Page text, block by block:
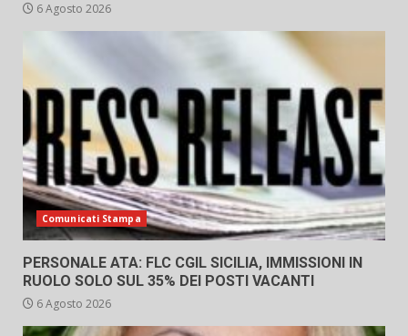
6 Agosto 2026
Comunicati Stampa
PERSONALE ATA: FLC CGIL SICILIA, IMMISSIONI IN
RUOLO SOLO SUL 35% DEI POSTI VACANTI
6 Agosto 2026